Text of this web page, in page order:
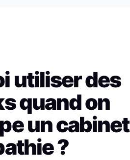
utiliser des
quand on
un cabinet
?